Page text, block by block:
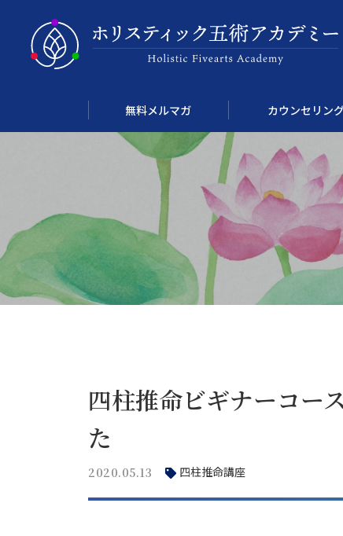
無料メルマガ カウンセリン
Course 01
ホリスティッ
四柱推命ビギナーコー
た
2020.05.13 四柱推命講座